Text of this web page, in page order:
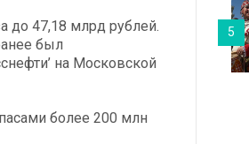
до 47,18 млрд рублей.
был
на Московской
более 200 млн
5